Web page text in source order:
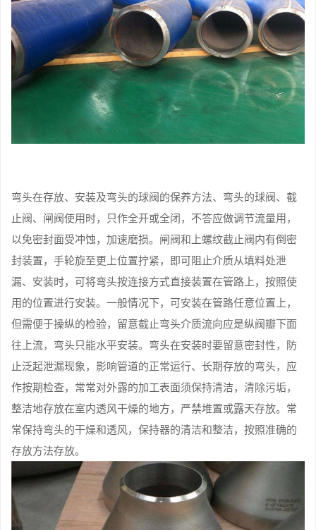
弯头在存放、安装及弯头的球阀的保养方法、弯头的球阀、截
止阀、闸阀使用时，只作全开或全闭，不答应做调节流量用，
以免密封面受冲蚀，加速磨损。闸阀和上螺纹截止阀内有倒密
封装置，手轮旋至更上位置拧紧，即可阻止介质从填料处泄
漏、安装时，可将弯头按连接方式直接装置在管路上，按照使
用的位置进行安装。一般情况下，可安装在管路任意位置上，
但需便于操纵的检验，留意截止弯头介质流向应是纵阀瓣下面
往上流，弯头只能水平安装。弯头在安装时要留意密封性，防
止泛起泄漏现象，影响管道的正常运行、长期存放的弯头，应
作按期检查，常常对外露的加工表面须保持清洁，清除污垢，
整洁地存放在室内透风干燥的地方，严禁堆置或露天存放。常
常保持弯头的干燥和透风，保持器的清洁和整洁，按照准确的
存放方法存放。